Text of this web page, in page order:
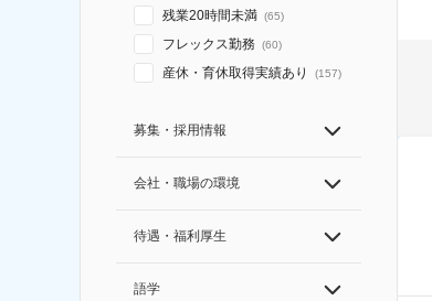
残業20時間未満 (65)
フレックス勤務 (60)
産休・育休取得実績あり (157)
募集・採用情報
会社・職場の環境
待遇・福利厚生
語学